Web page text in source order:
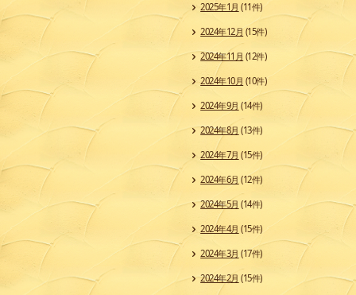
2025年1月 (11件)
2024年12月(15件)
2024年11月 (12件)
2024年10月 (10件)
2024年9月(14件)
2024年8月 (13件)
2024年7月 (15件)
2024年6月 (12件)
2024年5月 (14件)
2024年4月 (15件)
2024年3月 (17件)
2024年2月 (15件)